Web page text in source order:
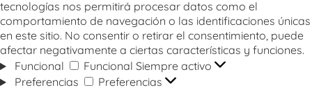
tecnologías nos permitirá procesar datos como el
comportamiento de navegación o las identificaciones únicas
en este sitio. No consentir o retirar el consentimiento, puede
afectar negativamente a ciertas características y funciones.
Funcional
Funcional Siempre activo
Preferencias
Preferencias